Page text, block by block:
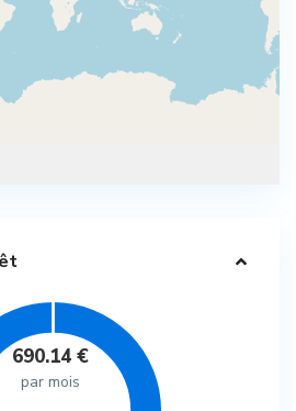
690.14 €
par mois